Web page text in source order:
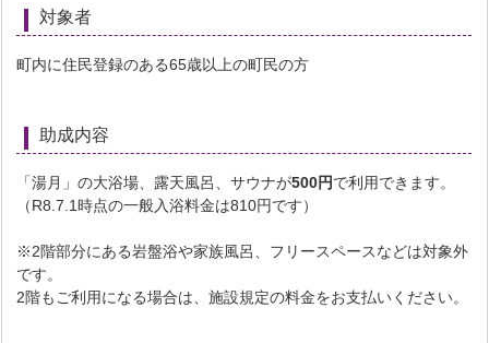
対象者
町内に住民登録のある65歳以上の町民の方
助成内容
「湯月」の大浴場、露天風呂、サウナが500円で利用できます。
（R8.7.1時点の一般入浴料金は810円です）
※2階部分にある岩盤浴や家族風呂、フリースペースなどは対象外
です。
2階もご利用になる場合は、施設規定の料金をお支払いください。